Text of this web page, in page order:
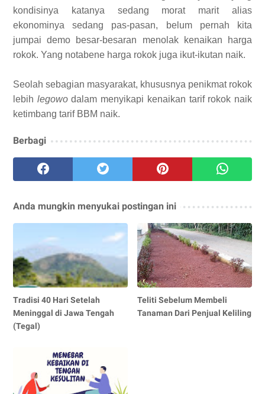
kondisinya katanya sedang morat marit alias
ekonominya sedang pas-pasan, belum pernah kita
jumpai demo besar-besaran menolak kenaikan harga
rokok. Yang notabene harga rokok juga ikut-ikutan naik.
Seolah sebagian masyarakat, khususnya penikmat rokok
lebih legowodalam menyikapi kenaikan tarif rokok naik
ketimbang tarif BBM naik.
Berbagi
Anda mungkin menyukai postingan ini
Tradisi 40 Hari Setelah
Meninggal di Jawa Tengah
(Tegal)
Teliti Sebelum Membeli
Tanaman Dari Penjual Keliling